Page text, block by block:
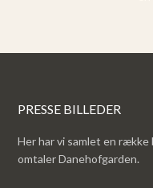
PRESSE BILLEDER
Her har vi samlet en
omtaler Danehofgarden.